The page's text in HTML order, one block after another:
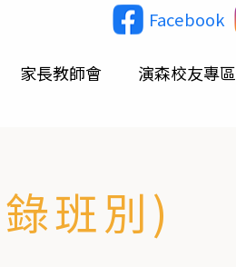
Facebook
家長教師會 演森校友專區
班別)